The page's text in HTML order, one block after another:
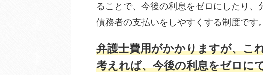
ることで、今後の利息をゼロにしたり
債務者の支払いをしやすくする制度です。
弁護士費用がかかりますが、こ
考えれば、今後の利息をゼロに